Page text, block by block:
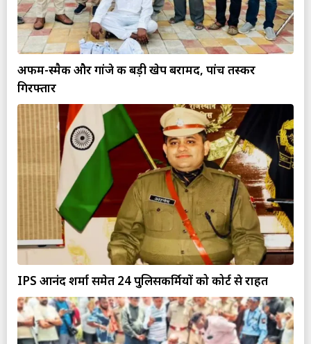
अफीम-स्मैक और गांजे की बड़ी खेप बरामद, पांच तस्कर
गिरफ्तार
IPS आनंद शर्मा समेत 24 पुलिसकर्मियों को कोर्ट से राहत